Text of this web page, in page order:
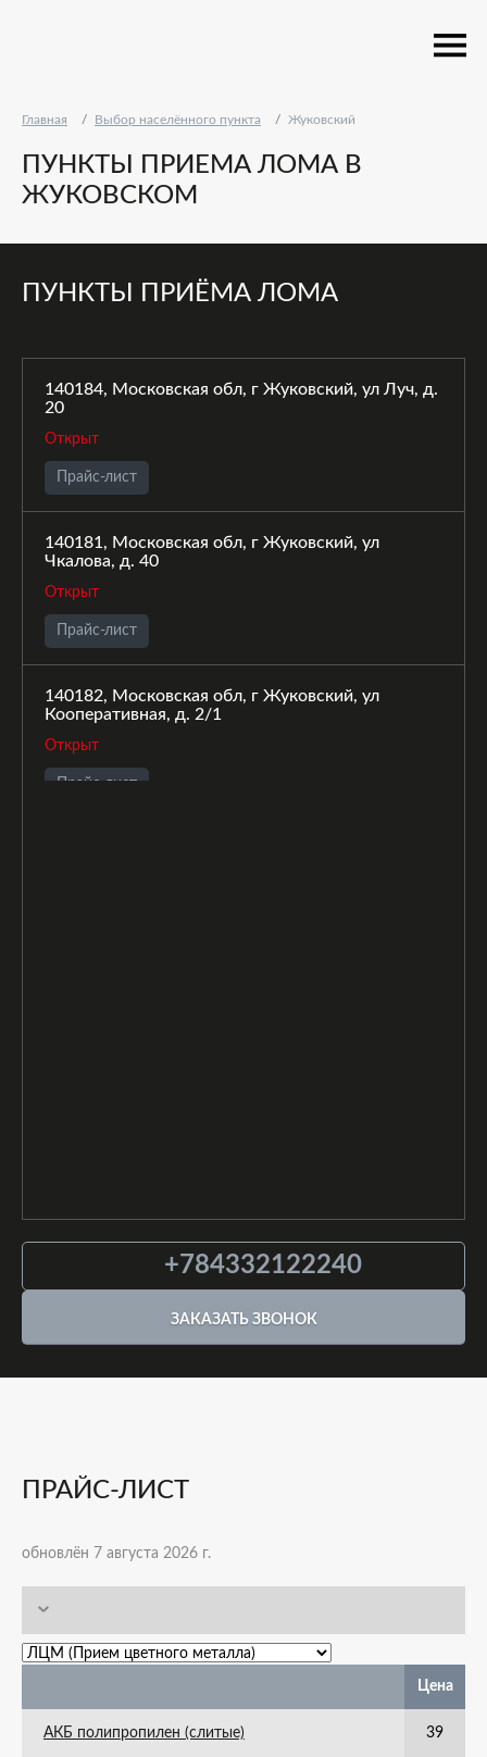
Главная Выбор населённого пункта Жуковский
ПУНКТЫ ПРИЕМА ЛОМА В
ЖУКОВСКОМ
ПУНКТЫ ПРИЁМА ЛОМА
140184, Московская обл, г Жуковский, ул Луч, д.
20
Открыт
Прайс-лист
140181, Московская обл, г Жуковский, ул
Чкалова, д. 40
Открыт
Прайс-лист
140182, Московская обл, г Жуковский, ул
Кооперативная, д. 2/1
Открыт
Прайс-лист
+784332122240
ЗАКАЗАТЬ ЗВОНОК
ПРАЙС-ЛИСТ
обновлён 7 августа 2026 г.
Цена
АКБ полипропилен (слитые) 39